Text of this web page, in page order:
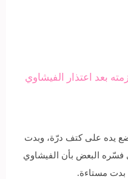
بعد اعتذار الفيشاوي
يده على كتف درّة، وبدت
فسّره البعض بأن الفيشاوي
بدت مستاءة.